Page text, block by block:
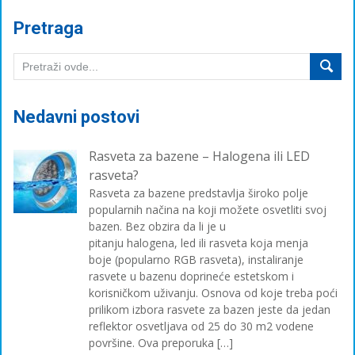
Pretraga
Nedavni postovi
Rasveta za bazene – Halogena ili LED
rasveta?
Rasveta za bazene predstavlja široko polje
popularnih načina na koji možete osvetliti svoj
bazen. Bez obzira da li je u
pitanju halogena, led ili rasveta koja menja
boje (popularno RGB rasveta), instaliranje
rasvete u bazenu doprineće estetskom i
korisničkom uživanju. Osnova od koje treba poći
prilikom izbora rasvete za bazen jeste da jedan
reflektor osvetljava od 25 do 30 m2 vodene
površine. Ova preporuka […]